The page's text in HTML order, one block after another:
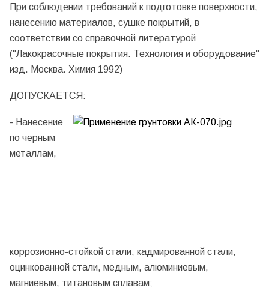
При соблюдении требований к подготовке поверхности,
нанесению материалов, сушке покрытий, в
соответствии со справочной литературой
("Лакокрасочные покрытия. Технология и оборудование"
изд. Москва. Химия 1992)
ДОПУСКАЕТСЯ:
- Нанесение
по черным
металлам,
коррозионно-стойкой стали, кадмированной стали,
оцинкованной стали, медным, алюминиевым,
магниевым, титановым сплавам;